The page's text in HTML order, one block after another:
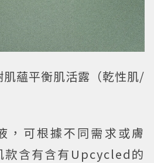
蘊平衡肌活露（乾性肌/
，可根據不同需求或膚
款含有含有Upcycled的